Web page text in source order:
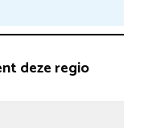
deze regio